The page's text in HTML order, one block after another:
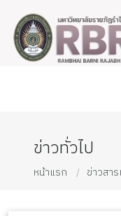
ข่าวทั่วไป
หน้าแรก ข่าวสา